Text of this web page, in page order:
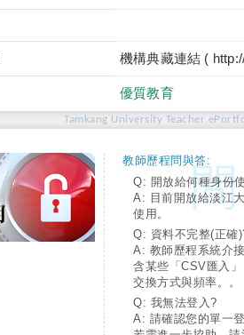
機構典藏連結 (
優質教育
Tamkang University Teacher
教師歷程問與答:
Q: 開放給何種身份
A: 目前開放給淡江
使用。
Q: 資料不完整(正確
A: 教師歷程系統介
含某些「CSV匯入
交換方式與頻率。。
Q: 我無法登入?
A: 請確認您的單一